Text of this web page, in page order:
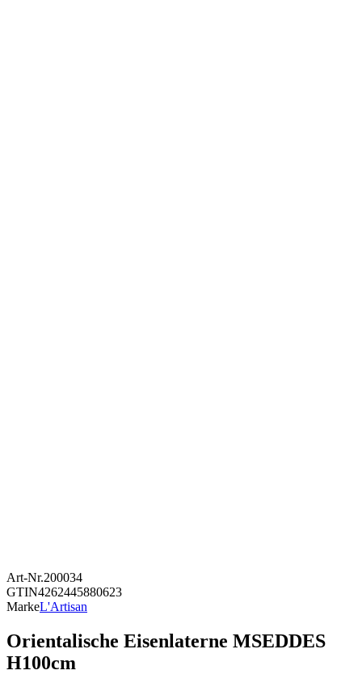
Art-Nr.200034
GTIN4262445880623
MarkeL'Artisan
Orientalische Eisenlaterne MSEDDES
H100cm